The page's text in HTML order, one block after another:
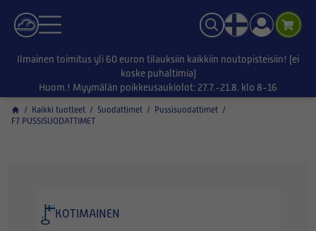
Ilmainen toimitus yli 60 euron tilauksiin kaikkiin noutopisteisiin! (ei
koske puhaltimia)
Huom.! Myymälän poikkeusaukiolot: 27.7.-21.8. klo 8-16
/ Kaikki tuotteet / Suodattimet / Pussisuodattimet /
F7 PUSSISUODATTIMET
KOTIMAINEN